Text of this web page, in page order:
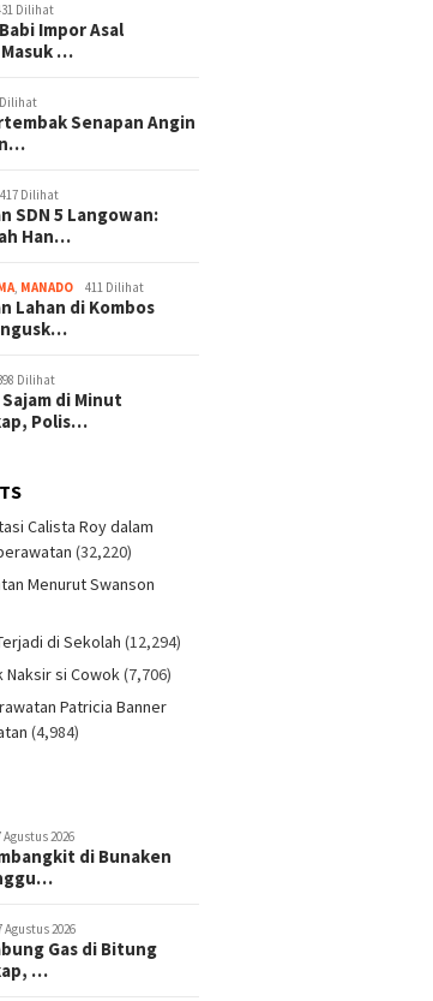
Dilihat
Impor Asal
…
Dilihat
Senapan Angin
417 Dilihat
SDN 5 Langowan:
Han…
, MANADO 411 Dilihat
Lahan di Kombos
Dilihat
di Minut
Polis…
Calista Roy dalam
(32,220)
Menurut Swanson
di Sekolah (12,294)
Naksir si Cowok(7,706)
Patricia Banner
(4,984)
Agustus 2026
di Bunaken
Agustus 2026
Gas di Bitung
…